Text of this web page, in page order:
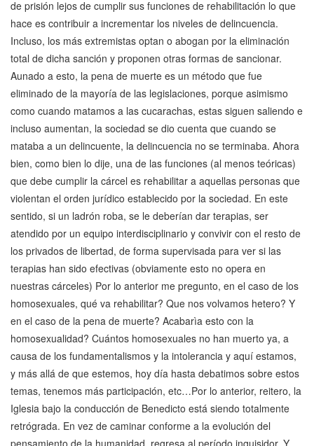
de prisión lejos de cumplir sus funciones de rehabilitación lo que
hace es contribuir a incrementar los niveles de delincuencia.
Incluso, los más extremistas optan o abogan por la eliminación
total de dicha sanción y proponen otras formas de sancionar.
Aunado a esto, la pena de muerte es un método que fue
eliminado de la mayoría de las legislaciones, porque asimismo
como cuando matamos a las cucarachas, estas siguen saliendo e
incluso aumentan, la sociedad se dio cuenta que cuando se
mataba a un delincuente, la delincuencia no se terminaba. Ahora
bien, como bien lo dije, una de las funciones (al menos teóricas)
que debe cumplir la cárcel es rehabilitar a aquellas personas que
violentan el orden jurídico establecido por la sociedad. En este
sentido, si un ladrón roba, se le deberían dar terapias, ser
atendido por un equipo interdisciplinario y convivir con el resto de
los privados de libertad, de forma supervisada para ver si las
terapias han sido efectivas (obviamente esto no opera en
nuestras cárceles) Por lo anterior me pregunto, en el caso de los
homosexuales, qué va rehabilitar? Que nos volvamos hetero? Y
en el caso de la pena de muerte? Acabarìa esto con la
homosexualidad? Cuántos homosexuales no han muerto ya, a
causa de los fundamentalismos y la intolerancia y aquí estamos,
y más allá de que estemos, hoy día hasta debatimos sobre estos
temas, tenemos más participación, etc…Por lo anterior, reitero, la
Iglesia bajo la conducción de Benedicto está siendo totalmente
retrógrada. En vez de caminar conforme a la evolución del
pensamiento de la humanidad, regresa al período inquisidor. Y